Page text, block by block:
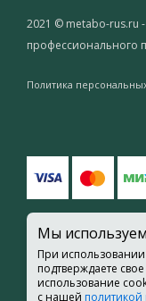
Мы
При
подтверждаете
использование
с нашей
2021 © metabo-rus.ru
профессионального
Политика